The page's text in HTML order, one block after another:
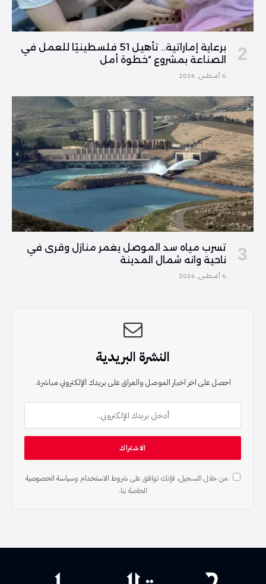
برعاية إماراتية.. تأهيل 51 فلسطينيًا للعمل في
الصناعة بمشروع “خطوة أمل
6 أغسطس, 2026
تسرب مياه سد الموصل يغمر منازل وقرى في
ناحية وانه شمال المدينة
6 أغسطس, 2026
النشرة البريدية
احصل على اخر اخبار الموصل والعراق على بريدك الإلكتروني مباشرة.
من خلال التسجيل، فإنك توافق على شروط الاستخدام وسياسة الخصوصية
الخاصة بنا.